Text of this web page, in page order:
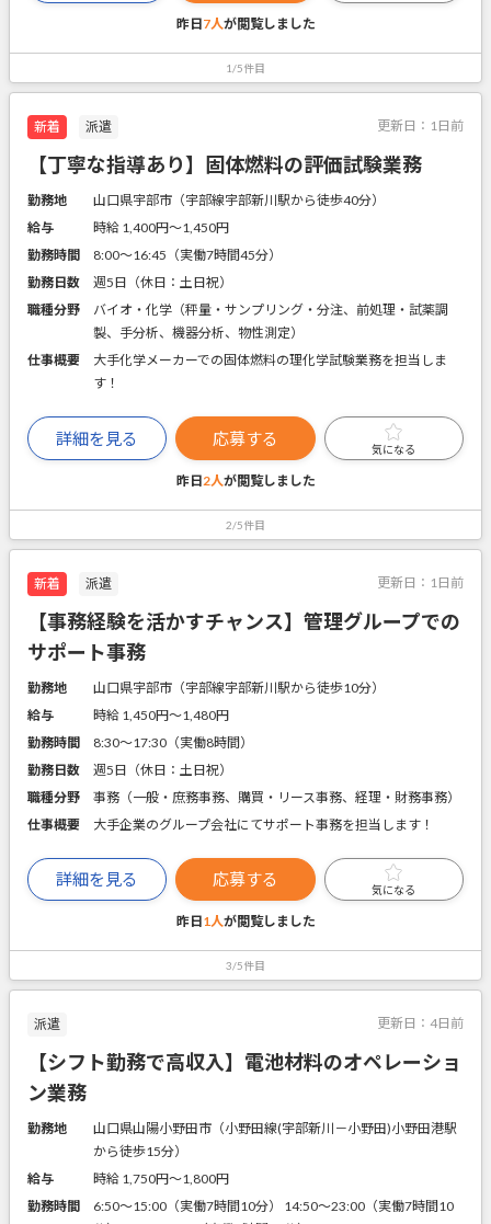
昨日7人が閲覧しました
1/5件目
新着 派遣 更新日： 1日前
【丁寧な指導あり】固体燃料の評価試験業務
勤務地
山口県宇部市（宇部線宇部新川駅から徒歩40分）
給与
時給 1,400円〜1,450円
勤務時間
8:00～16:45（実働7時間45分）
勤務日数
週5日（休日：土日祝）
職種分野
バイオ・化学（秤量・サンプリング・分注、前処理・試薬調
製、手分析、機器分析、物性測定）
仕事概要
大手化学メーカーでの固体燃料の理化学試験業務を担当しま
す！
詳細を見る 応募する
気になる
昨日2人が閲覧しました
2/5件目
新着 派遣 更新日： 1日前
【事務経験を活かすチャンス】管理グループでの
サポート事務
勤務地
山口県宇部市（宇部線宇部新川駅から徒歩10分）
給与
時給 1,450円〜1,480円
勤務時間
8:30～17:30（実働8時間）
勤務日数
週5日（休日：土日祝）
職種分野
事務（一般・庶務事務、購買・リース事務、経理・財務事務）
仕事概要
大手企業のグループ会社にてサポート事務を担当します！
詳細を見る 応募する
気になる
昨日1人が閲覧しました
3/5件目
派遣 更新日： 4日前
【シフト勤務で高収入】電池材料のオペレーショ
ン業務
勤務地
山口県山陽小野田市（小野田線(宇部新川－小野田)小野田港駅
から徒歩15分）
給与
時給 1,750円〜1,800円
勤務時間
6:50～15:00（実働7時間10分） 14:50～23:00（実働7時間10